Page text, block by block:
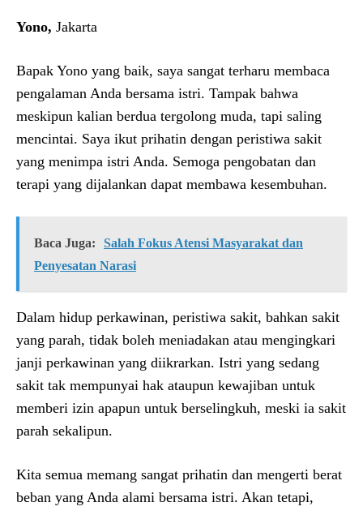
Yono, Jakarta
Bapak Yono yang baik, saya sangat terharu membaca
pengalaman Anda bersama istri. Tampak bahwa
meskipun kalian berdua tergolong muda, tapi saling
mencintai. Saya ikut prihatin dengan peristiwa sakit
yang menimpa istri Anda. Semoga pengobatan dan
terapi yang dijalankan dapat membawa kesembuhan.
Baca Juga:
Salah Fokus Atensi Masyarakat dan
Penyesatan Narasi
Dalam hidup perkawinan, peristiwa sakit, bahkan sakit
yang parah, tidak boleh meniadakan atau mengingkari
janji perkawinan yang diikrarkan. Istri yang sedang
sakit tak mempunyai hak ataupun kewajiban untuk
memberi izin apapun untuk berselingkuh, meski ia sakit
parah sekalipun.
Kita semua memang sangat prihatin dan mengerti berat
beban yang Anda alami bersama istri. Akan tetapi,